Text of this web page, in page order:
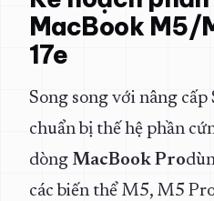
MacBook M5/
17e
Song song với nâng cấp
chuẩn bị thế hệ phần
dòng MacBook Pro
các biến thể M5, M5